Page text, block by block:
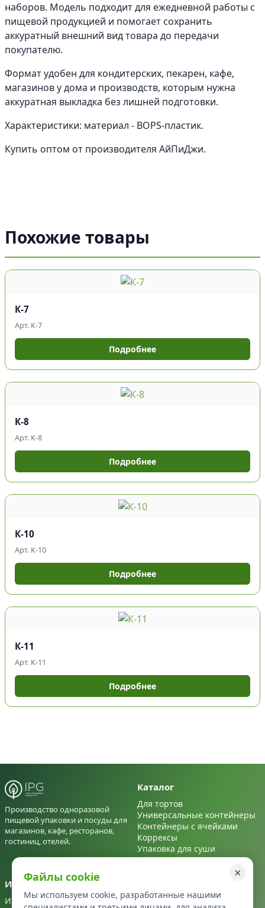
наборов. Модель подходит для ежедневной работы с
пищевой продукцией и помогает сохранить
аккуратный внешний вид товара до передачи
покупателю.
Формат удобен для кондитерских, пекарен, кафе,
магазинов у дома и производств, которым нужна
аккуратная выкладка без лишней подготовки.
Характеристики: материал - BOPS-пластик.
Купить оптом от производителя АйПиДжи.
Похожие товары
К-7
Арт. К-7
Подробнее
К-8
Арт. К-8
Подробнее
К-10
Арт. К-10
Подробнее
К-11
Арт. К-11
Подробнее
Производство одноразовой
пищевой упаковки и посуды для
магазинов, кафе, ресторанов,
гостиниц, отелей.
Каталог
Для тортов
Универсальные контейнеры
Контейнеры с ячейками
Коррексы
Упаковка для суши
Для салатов
Информация
Информация
+7 495 122 22 72
×
Файлы cookie
Мы используем cookie, разработанные нашими